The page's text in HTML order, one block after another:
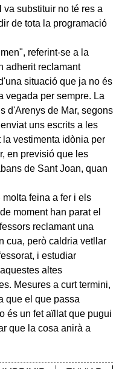
substituir no té res a
de tota la programació
referint-se a la
adherit reclamant
situació que ja no és
vegada per sempre. La
d'Arenys de Mar, segons
uns escrits a les
vestimenta idònia per
en previsió que les
de Sant Joan, quan
feina a fer i els
moment han parat el
reclamant una
cua, però caldria vetllar
i estudiar
altes
Mesures a curt termini,
que el que passa
és un fet aïllat que pugui
que la cosa anirà a